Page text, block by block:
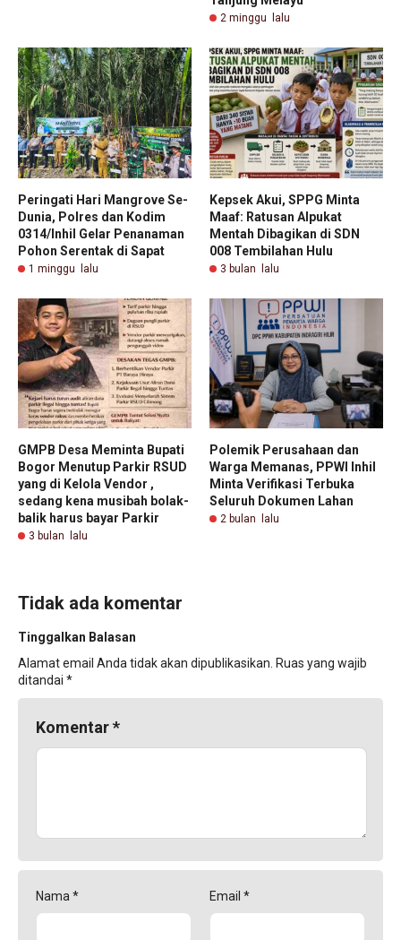
2 minggu lalu
Peringati Hari Mangrove Se-
Dunia, Polres dan Kodim
0314/Inhil Gelar Penanaman
Pohon Serentak di Sapat
1 minggu lalu
Kepsek Akui, SPPG Minta
Maaf: Ratusan Alpukat
Mentah Dibagikan di SDN
008 Tembilahan Hulu
3 bulan lalu
GMPB Desa Meminta Bupati
Bogor Menutup Parkir RSUD
yang di Kelola Vendor ,
sedang kena musibah bolak-
balik harus bayar Parkir
3 bulan lalu
Polemik Perusahaan dan
Warga Memanas, PPWI Inhil
Minta Verifikasi Terbuka
Seluruh Dokumen Lahan ‎
2 bulan lalu
Tidak ada komentar
Tinggalkan Balasan
Alamat email Anda tidak akan dipublikasikan. Ruas yang wajib
ditandai *
Komentar*
Nama * Email *